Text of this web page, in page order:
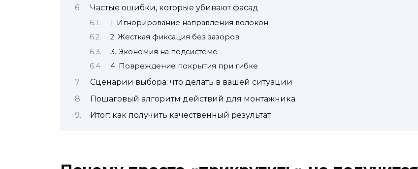
Частые ошибки, которые убивают фасад
1. Игнорирование направления волокон
2. Жесткая фиксация без зазоров
3. Экономия на подсистеме
4. Повреждение покрытия при гибке
Сценарии выбора: что делать в вашей ситуации
Пошаговый алгоритм действий для монтажника
Итог: как получить качественный результат